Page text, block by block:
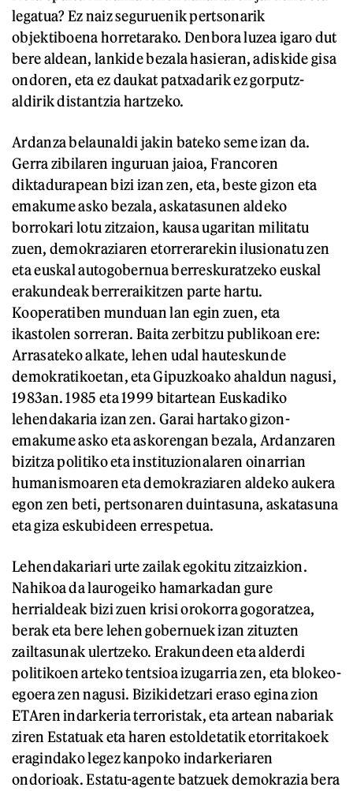
legatua? Ez naiz seguruenik pertsonarik
objektiboena horretarako. Denbora luzea igaro dut
bere aldean, lankide bezala hasieran, adiskide gisa
ondoren, eta ez daukat patxadarik ez gorputz-
aldirik distantzia hartzeko.
Ardanza belaunaldi jakin bateko seme izan da.
Gerra zibilaren inguruan jaioa, Francoren
diktadurapean bizi izan zen, eta, beste gizon eta
emakume asko bezala, askatasunen aldeko
borrokari lotu zitzaion, kausa ugaritan militatu
zuen, demokraziaren etorrerarekin ilusionatu zen
eta euskal autogobernua berreskuratzeko euskal
erakundeak berreraikitzen parte hartu.
Kooperatiben munduan lan egin zuen, eta
ikastolen sorreran. Baita zerbitzu publikoan ere:
Arrasateko alkate, lehen udal hauteskunde
demokratikoetan, eta Gipuzkoako ahaldun nagusi,
1983an. 1985 eta 1999 bitartean Euskadiko
lehendakaria izan zen. Garai hartako gizon-
emakume asko eta askorengan bezala, Ardanzaren
bizitza politiko eta instituzionalaren oinarrian
humanismoaren eta demokraziaren aldeko aukera
egon zen beti, pertsonaren duintasuna, askatasuna
eta giza eskubideen errespetua.
Lehendakariari urte zailak egokitu zitzaizkion.
Nahikoa da laurogeiko hamarkadan gure
herrialdeak bizi zuen krisi orokorra gogoratzea,
berak eta bere lehen gobernuek izan zituzten
zailtasunak ulertzeko. Erakundeen eta alderdi
politikoen arteko tentsioa izugarria zen, eta blokeo-
egoera zen nagusi. Bizikidetzari eraso egina zion
ETAren indarkeria terroristak, eta artean nabariak
ziren Estatuak eta haren estoldetatik etorritakoek
eragindako legez kanpoko indarkeriaren
ondorioak. Estatu-agente batzuek demokrazia bera